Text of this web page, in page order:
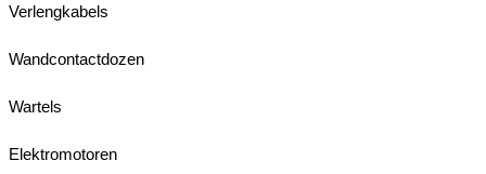
Verlengkabels
Wandcontactdozen
Wartels
Elektromotoren